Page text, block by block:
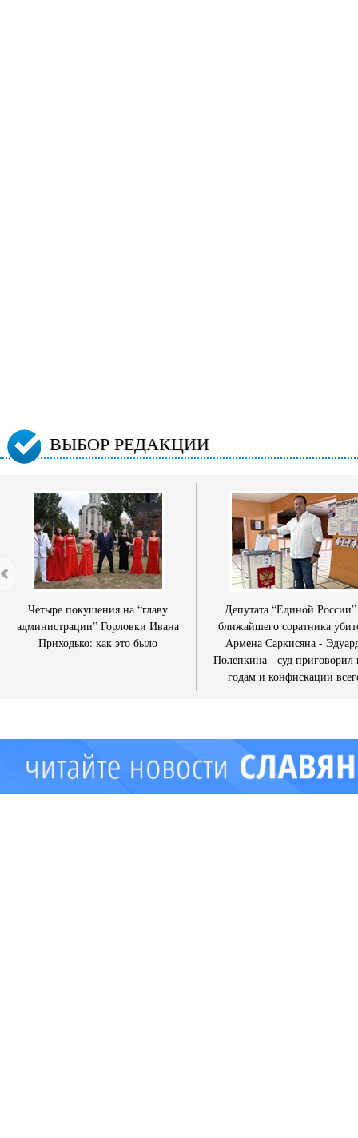
ВЫБОР РЕДАКЦИИ
Четыре покушения на “главу
администрации” Горловки Ивана
Приходько: как это было
Депутата “Единой
ближайшего соратника
Армена Саркисяна -
Полепкина - суд приговорил
годам и конфискации